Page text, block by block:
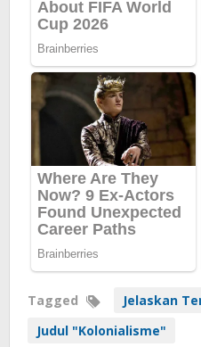
Tagged
Jelaskan
Judul "Kolonialisme"